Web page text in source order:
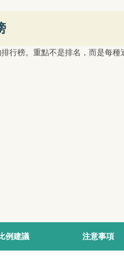
行榜。重點不是排名，而是每種
例建議 注意事項